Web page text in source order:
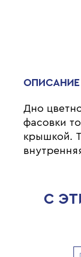
ОПИСАНИЕ
Дно
фасовки
крышкой.
С